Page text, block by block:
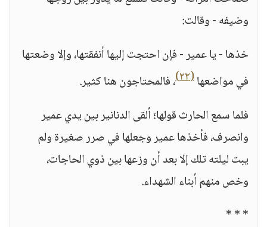
وضيفه - وقالت:
خذها - يا عمير - فإن احتجت إليها أنفقتها، وإلا وضعتها
في مواضعها(٢٢)
، فالمحتاجون هنا كثير.
فلما سمع الحارث قولها؛ ألقى الدنانير بين يدي عمير
وانصرف، فأخذها عمير وجعلها في صرر صغيرة ولم
يبت ليلته تلك إلا بعد أن وزعها بين ذوي الحاجات،
وخص منهم أبناء الشهداء.
* * *